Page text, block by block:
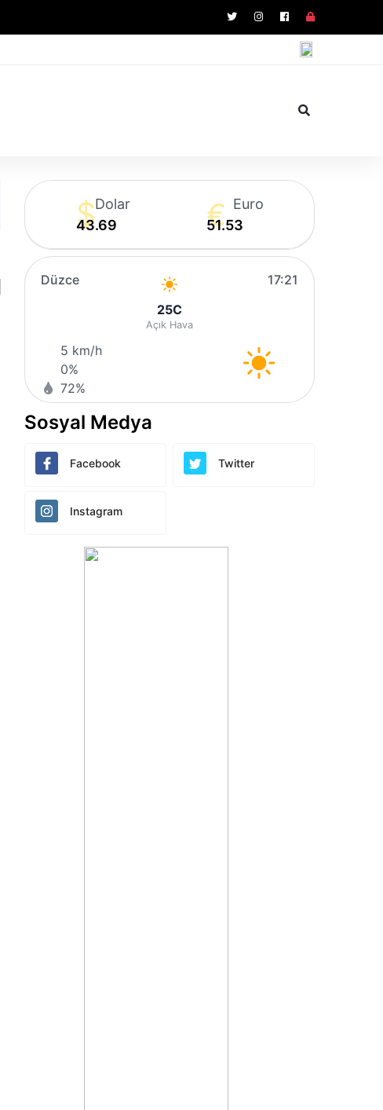
Dolar
43.69
Euro
51.53
Düzce
17:21
25C
Açık Hava
5 km/h
0%
72%
Sosyal Medya
Facebook Twitter
Instagram